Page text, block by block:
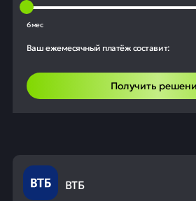
6 мес
Ваш ежемесячный платёж составит:
Получить
ВТБ